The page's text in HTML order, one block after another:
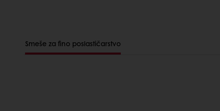
Smeše za fino poslastičarstvo